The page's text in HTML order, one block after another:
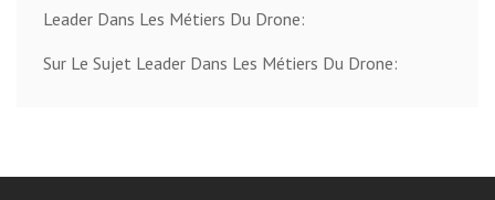
Leader Dans Les Métiers Du Drone:
Sur Le Sujet Leader Dans Les Métiers Du Drone: